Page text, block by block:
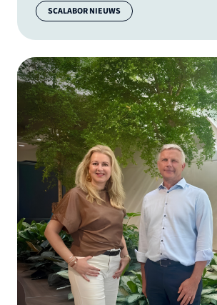
Categorie:
SCALABOR NIEUWS